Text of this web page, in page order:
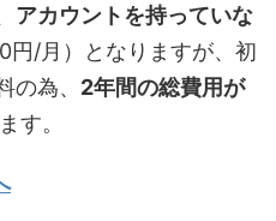
アカウントを持っていな
円/月）となりますが、初
の為、 2年間の総費用が
す。